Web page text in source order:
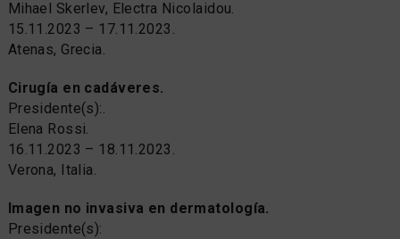
Mihael Skerlev, Electra Nicolaidou.
15.11.2023 – 17.11.2023.
Atenas, Grecia.
Cirugía en cadáveres.
Presidente(s):.
Elena Rossi.
16.11.2023 – 18.11.2023.
Verona, Italia.
Imagen no invasiva en dermatología.
Presidente(s):